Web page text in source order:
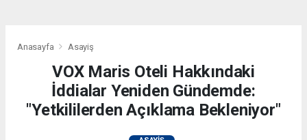
Anasayfa Asayiş
VOX Maris Oteli Hakkındaki
İddialar Yeniden Gündemde:
"Yetkililerden Açıklama Bekleniyor"